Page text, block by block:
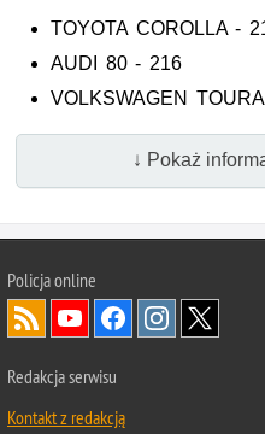
TOYOTA COROLLA -
AUDI 80 - 216
VOLKSWAGEN
↓ Pokaż
Policjaonline
Redakcja serwisu
Kontakt z redakcją